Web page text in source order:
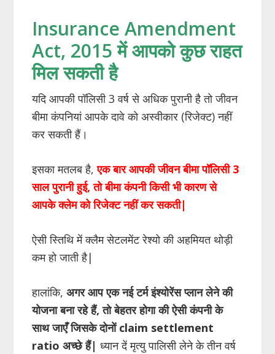
Insurance Amendment
Act, 2015 में आपको कुछ राहत
मिल सकती है
यदि आपकी पॉलिसी 3 वर्ष से अधिक पुरानी है तो जीवन
बीमा कंपनियां आपके दावे को अस्वीकार (रिजेक्ट) नहीं
कर सकती हैं।
इसका मतलब है,एक बार आपकी जीवन बीमा पॉलिसी 3
साल पुरानी हुई, तो बीमा कंपनी किसी भी कारण से
आपके क्लेम को रिजेक्ट नहीं कर सकती|
ऐसी स्तिथि में क्लैम सेटलमेंट रेश्यो की अहमियत थोड़ी
कम हो जाती है|
हालांकि,अगर आप एक नई टर्म इंश्योरेंस प्लान लेने की
योजना बना रहे हैं, तो बेहतर होगा की ऐसी कंपनी के
साथ जाएँ जिसके दोनों claim settlement
ratio अच्छे हैं| ध्यान दें मृत्यु पालिसी लेने के तीन वर्ष